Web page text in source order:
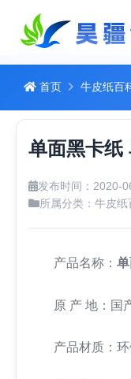
首页 牛皮纸百
单面黑卡纸
发布时间：2020-
所属分类： 牛皮纸
产品名称：
原 产 地：国
产品材质：环